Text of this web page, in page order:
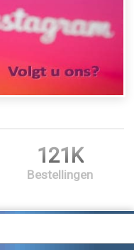
121K
Bestellingen